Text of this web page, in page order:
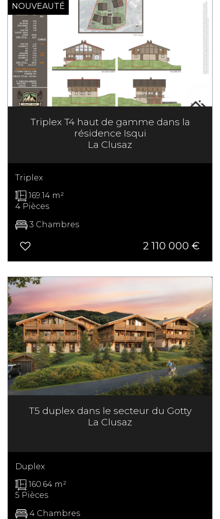
NOUVEAUTÉ
Triplex T4 haut de gamme dans la
résidence Isqui
La Clusaz
Triplex
169.14 m²
4 Pièces
3 Chambres
2 110 000 €
T5 duplex dans le secteur du Gotty
La Clusaz
Duplex
160.64 m²
5 Pièces
4 Chambres